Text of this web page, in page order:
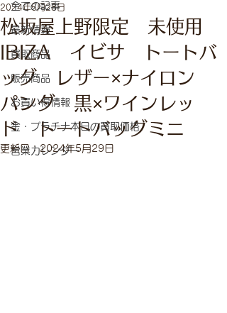
全ての記事
最新情報
買取商品
販売商品
お買い得情報
金・プラチナ本日の買取価格
営業カレンダー
松坂屋上野限定 未使用
IBIZA イビサ トートバ
ッグ レザー×ナイロン
パンダ 黒×ワインレッ
ド トートバッグミニ
2024年5月28日
更新日：2024年5月29日